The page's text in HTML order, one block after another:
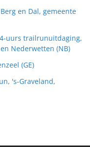
en Dal, gemeente
uurs trailrunuitdaging,
Nederwetten (NB)
(GE)
's-Graveland,